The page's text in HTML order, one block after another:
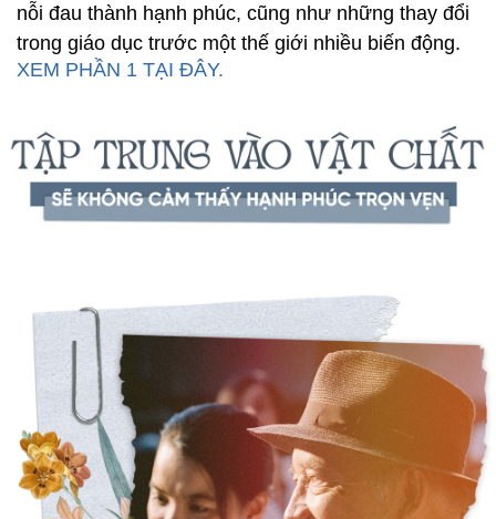
nỗi đau thành hạnh phúc, cũng như những thay đổi
trong giáo dục trước một thế giới nhiều biến động.
XEM PHẦN 1 TẠI ĐÂY.